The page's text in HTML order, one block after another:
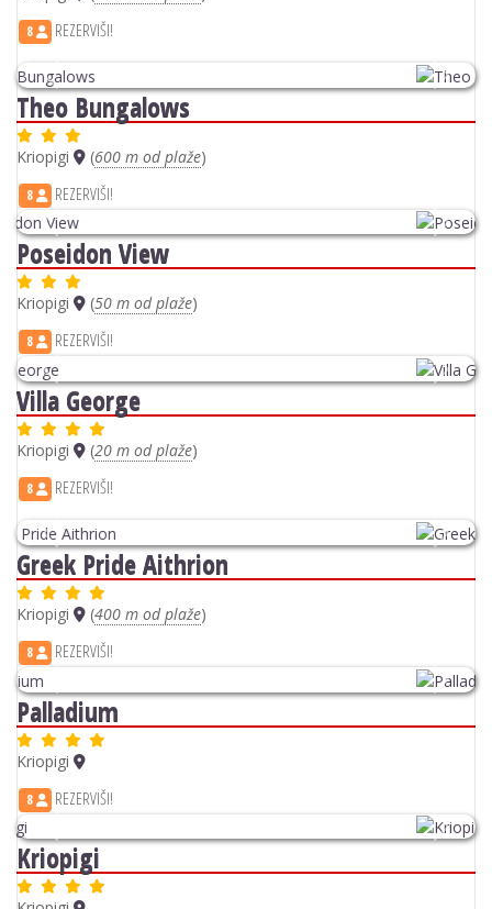
Previous
Villa George
Kriopigi (20 m od plaže)
8 REZERVIŠI!
Previous
Greek Pride Aithrion
Kriopigi (400 m od plaže
8 REZERVIŠI!
Previous
Palladium
Kriopigi
8 REZERVIŠI!
Previous
Kriopigi
Kriopigi
8 REZERVIŠI!
Previous
Canvas by Mitsis Alexander the Great
Kriopigi
8 REZERVIŠI!
Previous
Avatel Eco Lodge
Kriopigi ( 300 m od plaže
8 REZERVIŠI!